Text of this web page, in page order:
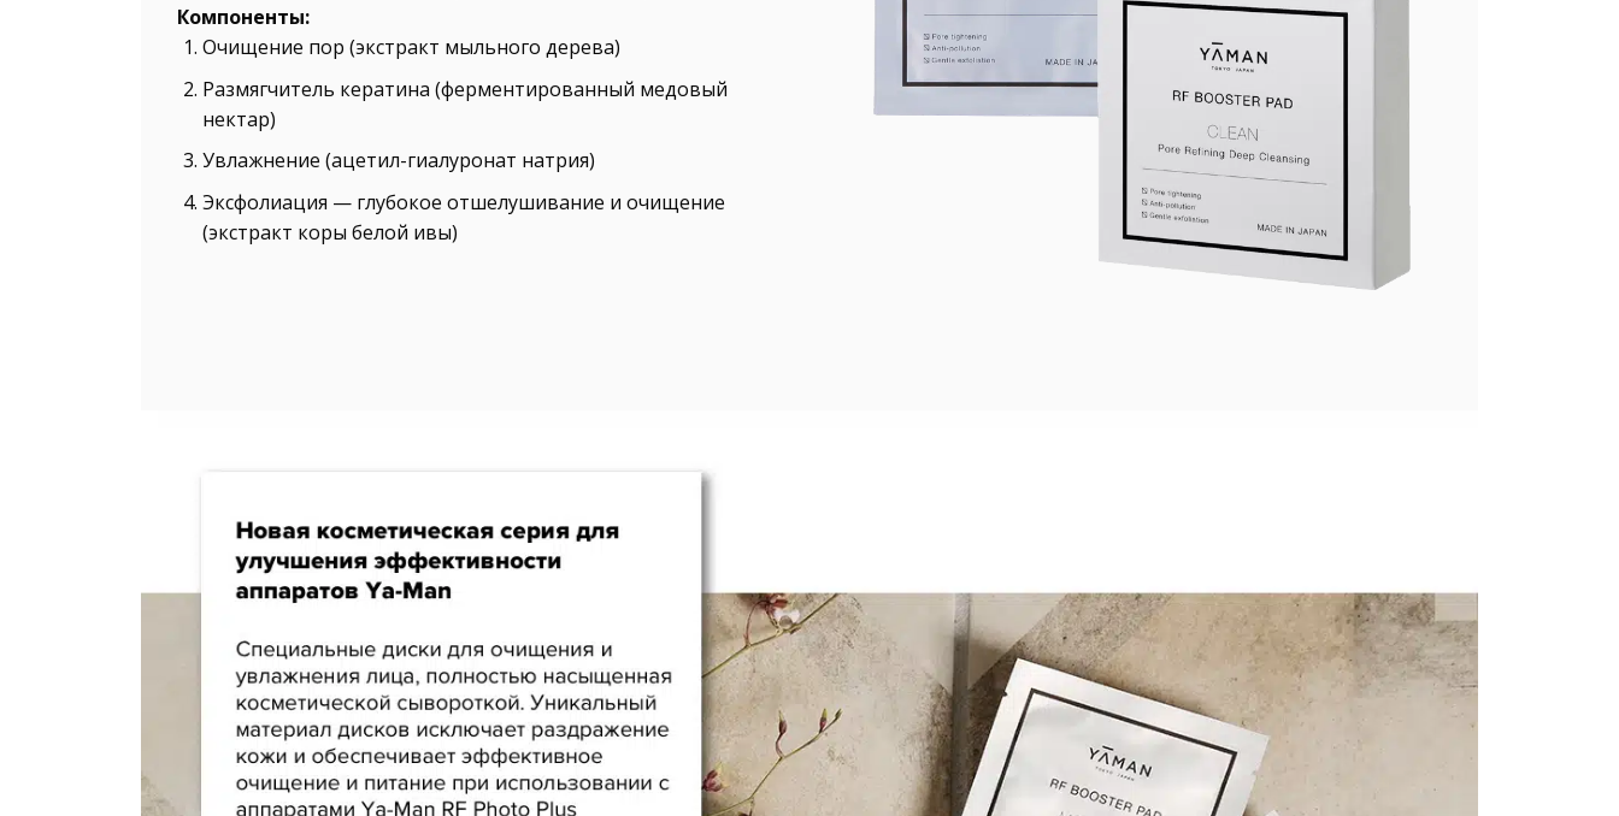
Компоненты:
Очищение пор (экстракт мыльного дерева)
Размягчитель кератина (ферментированный медовый
нектар)
Увлажнение (ацетил-гиалуронат натрия)
Эксфолиация — глубокое отшелушивание и очищение
(экстракт коры белой ивы)